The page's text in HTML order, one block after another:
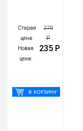
Старая
цена:
270
Р
Новая
цена:
235 Р